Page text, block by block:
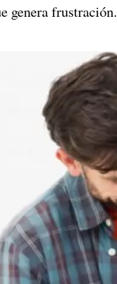
genera frustración.